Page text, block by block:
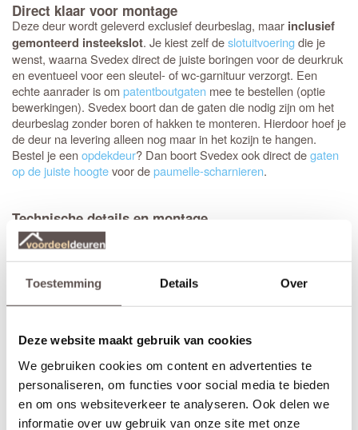
Toestemming Details Over
Deze website maakt gebruik van cookies
We gebruiken cookies om content en advertenties te
personaliseren, om functies voor social media te bieden
en om ons websiteverkeer te analyseren. Ook delen we
informatie over uw gebruik van onze site met onze
Direct klaar voor montage
Deze deur wordt geleverd exclusief deurbeslag, maar inclusief
gemonteerd insteekslot. Je kiest zelf deslotuitvoeringdie je
wenst, waarna Svedex direct de juiste boringen voor de deurkruk
en eventueel voor een sleutel- of wc-garnituur verzorgt. Een
echte aanrader is ompatentboutgaten mee te bestellen (optie
bewerkingen). Svedex boort dan de gaten die nodig zijn om het
deurbeslag zonder boren of hakken te monteren. Hierdoor hoef je
de deur na levering alleen nog maar in het kozijn te hangen.
Bestel je eenopdekdeur? Dan boort Svedex ook direct degaten
op de juiste hoogtevoor depaumelle-scharnieren.
Technische details en montage
Deze glasdeur voelt stevig aan en gaat jarenlang mee dankzij de
degelijke dikte van 39 mm en een
specifieke model is leverbaar in verschillende variantengehard
veiligheidsglas. Benieuwd naar de eigenschappen van de
Elk modelSvedex deuris leverbaar in zowel een stompe als
opdekuitvoering, in elke denkbare standaardmaat of afwijkende
afmeting. Het is voor beide uitvoeringen van belang dat je de
juiste draairichting doorgeeft tijdens het bestellen. Doordat
Svedex het slot al in de fabriek infreest, kan de deur niet
omgedraaid worden en is dekeuze tussen links en rechts